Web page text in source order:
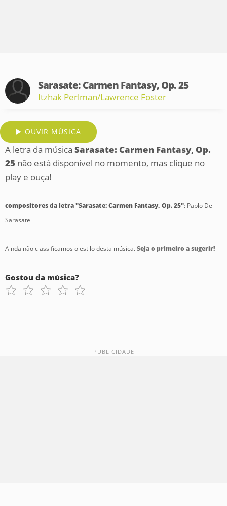
Sarasate: Carmen Fantasy, Op. 25
Itzhak Perlman/Lawrence Foster
OUVIR MÚSICA
A letra da música Sarasate: Carmen Fantasy, Op.
25 não está disponível no momento, mas clique no
play e ouça!
compositores da letra "Sarasate: Carmen Fantasy, Op. 25": Pablo De
Sarasate
Ainda não classificamos o estilo desta música.Seja o primeiro a sugerir!
Gostou da música?